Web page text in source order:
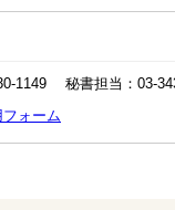
1149 秘書担当：03-
フォーム